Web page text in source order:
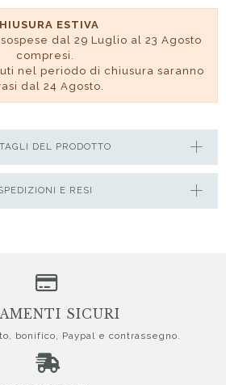
ESTIVA
dal 29 Luglio al 23 Agosto
compresi.
nel periodo di chiusura saranno
dal 24 Agosto.
E RESI
DEL PRODOTTO
SICURI
bonifico, Paypal e contrassegno.